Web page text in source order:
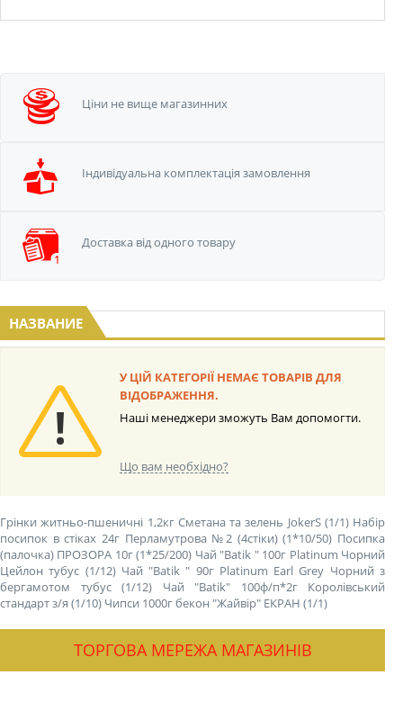
Ціни не вище магазинних
Iндивідуальна комплектація замовлення
Доставка від одного товару
НАЗВАНИЕ
У ЦІЙ КАТЕГОРІЇ НЕМАЄ ТОВАРІВ ДЛЯ
ВІДОБРАЖЕННЯ.
Наші менеджери зможуть Вам допомогти.
Що вам необхідно?
Грінки житньо-пшеничні 1,2кг Сметана та зелень JokerS (1/1) Набір
посипок в стіках 24г Перламутрова №2 (4стіки) (1*10/50) Посипка
(палочка) ПРОЗОРА 10г (1*25/200) Чай "Batik " 100г Platinum Чорний
Цейлон тубус (1/12) Чай "Batik " 90г Platinum Earl Grey Чорний з
бергамотом тубус (1/12)
Чай "Batik" 100ф/п*2г Королівський
стандарт з/я (1/10) Чипси 1000г бекон "Жайвір" ЕКРАН (1/1)
ТОРГОВА МЕРЕЖА МАГАЗИНІВ